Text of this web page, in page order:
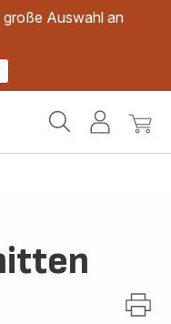
große Auswahl an
Mein
Mein